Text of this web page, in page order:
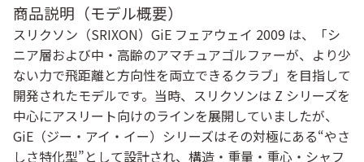
商品説明（モデル概要）
スリクソン（SRIXON）GiE フェアウェイ 2009 は、「シ
ニア層および中・高齢のアマチュアゴルファーが、より少
ない力で飛距離と方向性を両立できるクラブ」を目指して
開発されたモデルです。当時、スリクソンは Z シリーズを
中心にアスリート向けのラインを展開していましたが、
GiE（ジー・アイ・イー）シリーズはその対極にある“やさ
しさ特化型”として設計され、構造・重量・重心・シャフ